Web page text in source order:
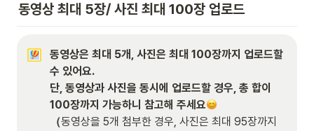
동영상 최대 5장/ 사진 최대 100장 업로드
동영상은 최대 5개, 사진은 최대 100장까지 업로드할
수 있어요.
단, 동영상과 사진을 동시에 업로드할 경우, 총 합이
100장까지 가능하니 참고해 주세요
（동영상을 5개 첨부한 경우, 사진은 최대 95장까지